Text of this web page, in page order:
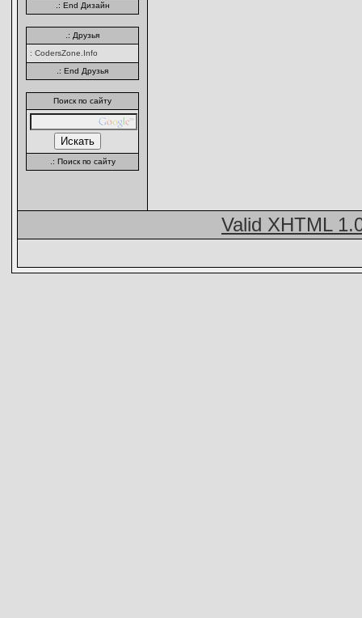
.: End Дизайн
.: Друзья
: CodersZone.Info
.: End Друзья
Поиск по сайту
.: Поиск по сайту
Valid XHTML